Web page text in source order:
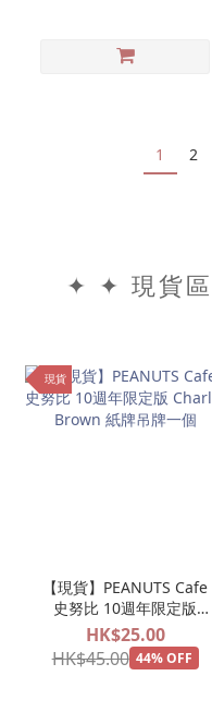
1 2
✦ ✦ 現貨
現貨
【現貨】PEANUTS Cafe
史努比 10週年限定版
Charlie Brown 紙牌吊牌
一個
HK$25.00
HK$45.00 44% OFF